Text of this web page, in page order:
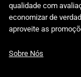
qualidade com
economizar de
aproveite as
Sobre Nós